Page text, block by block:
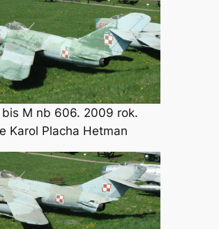
M nb 606. 2009 rok.
Karol Placha Hetman